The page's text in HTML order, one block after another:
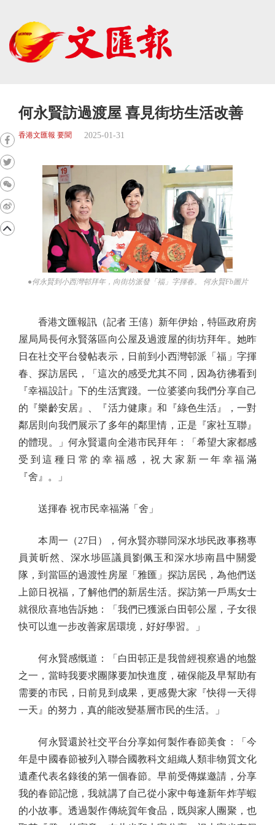
何永賢訪過渡屋 喜見街坊生活改善
香港文匯報 要聞 2025-01-31
●何永賢到小西灣邨拜年，向街坊派發「福」字揮春。 何永賢Fb圖片
香港文匯報訊（記者 王僖）新年伊始，特區政府房
屋局局長何永賢落區向公屋及過渡屋的街坊拜年。她昨
日在社交平台發帖表示，日前到小西灣邨派「福」字揮
春、探訪居民，「這次的感受尤其不同，因為彷彿看到
『幸福設計』下的生活實踐。一位婆婆向我們分享自己
的『樂齡安居』、『活力健康』和『綠色生活』，一對
鄰居則向我們展示了多年的鄰里情，正是『家社互聯』
的體現。」何永賢還向全港市民拜年：「希望大家都感
受到這種日常的幸福感，祝大家新一年幸福滿
『舍』。」
送揮春 祝市民幸福滿「舍」
本周一（27日），何永賢亦聯同深水埗民政事務專
員黃昕然、深水埗區議員劉佩玉和深水埗南昌中關愛
隊，到當區的過渡性房屋「雅匯」探訪居民，為他們送
上節日祝福，了解他們的新居生活。探訪第一戶馬女士
就很欣喜地告訴她：「我們已獲派白田邨公屋，子女很
快可以進一步改善家居環境，好好學習。」
何永賢感慨道：「白田邨正是我曾經視察過的地盤
之一，當時我要求團隊要加快進度，確保能及早幫助有
需要的市民，日前見到成果，更感覺大家『快得一天得
一天』的努力，真的能改變基層市民的生活。」
何永賢還於社交平台分享如何製作春節美食：「今
年是中國春節被列入聯合國教科文組織人類非物質文化
遺產代表名錄後的第一個春節。早前受傳媒邀請，分享
我的春節記憶，我就講了自己從小家中每逢新年炸芋蝦
的小故事。透過製作傳統賀年食品，既與家人團聚，也